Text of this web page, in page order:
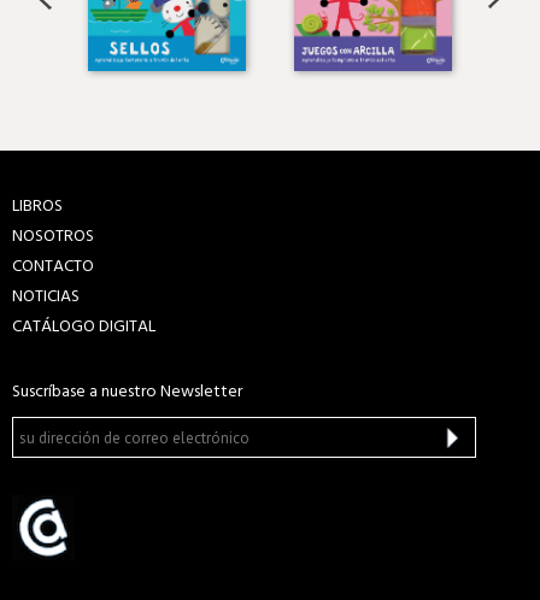
LIBROS
NOSOTROS
CONTACTO
NOTICIAS
CATÁLOGO DIGITAL
Suscríbase a nuestro Newsletter